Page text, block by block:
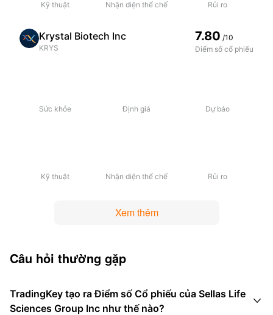
Kỹ thuật Nhận diện thể chế Rủi ro
Krystal Biotech Inc
KRYS
7.80 /10
Điểm số cổ phiếu
Sức khỏe Định giá Dự báo
Kỹ thuật Nhận diện thể chế Rủi ro
Xem thêm
Câu hỏi thường gặp
TradingKey tạo ra Điểm số Cổ phiếu của Sellas Life
Sciences Group Inc như thế nào?
